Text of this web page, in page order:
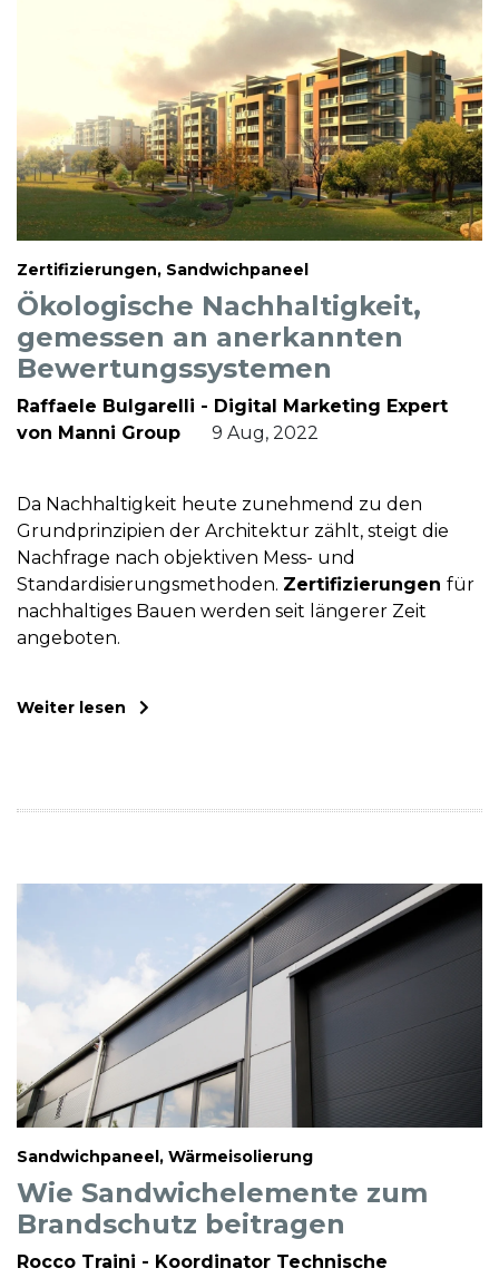
Zertifizierungen, Sandwichpaneel
Ökologische Nachhaltigkeit,
gemessen an anerkannten
Bewertungssystemen
Raffaele Bulgarelli - Digital Marketing Expert
von Manni Group
9 Aug, 2022
Da Nachhaltigkeit heute zunehmend zu den
Grundprinzipien der Architektur zählt, steigt die
Nachfrage nach objektiven Mess- und
Standardisierungsmethoden. Zertifizierungen für
nachhaltiges Bauen werden seit längerer Zeit
angeboten.
Weiter lesen
Sandwichpaneel, Wärmeisolierung
Wie Sandwichelemente zum
Brandschutz beitragen
Rocco Traini - Koordinator Technische